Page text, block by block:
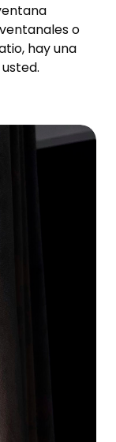
o
hay una